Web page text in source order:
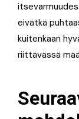
eivätkä
kuitenkaan
riittävässä